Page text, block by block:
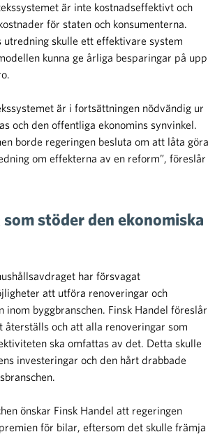
är inte kostnadseffektivt och
för staten och konsumenterna.
utredning skulle ett effektivare system
kunna ge årliga besparingar på upp
är i fortsättningen nödvändig ur
och den offentliga ekonomins synvinkel.
borde regeringen besluta om att låta göra
om effekterna av en reform”, föreslår
stöder den ekonomiska
har försvagat
att utföra renoveringar och
inom byggbranschen. Finsk Handel föreslår
återställs och att alla renoveringar som
ska omfattas av det. Detta skulle
investeringar och den hårt drabbade
önskar Finsk Handel att regeringen
för bilar, eftersom det skulle främja